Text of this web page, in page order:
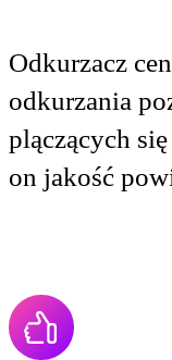
Odkurzacz
odkurzania
plączących
on jakość